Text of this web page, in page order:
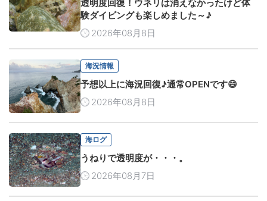
透明度回復！ウネリは消えなかったけど体
験ダイビングも楽しめました～♪
2026年08月8日
海況情報
予想以上に海況回復♪通常OPENです😄
2026年08月8日
海ログ
うねりで透明度が・・・。
2026年08月7日